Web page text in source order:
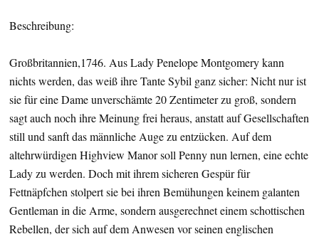
Beschreibung:
Großbritannien,1746. Aus Lady Penelope Montgomery kann
nichts werden, das weiß ihre Tante Sybil ganz sicher: Nicht nur ist
sie für eine Dame unverschämte 20 Zentimeter zu groß, sondern
sagt auch noch ihre Meinung frei heraus, anstatt auf Gesellschaften
still und sanft das männliche Auge zu entzücken. Auf dem
altehrwürdigen Highview Manor soll Penny nun lernen, eine echte
Lady zu werden. Doch mit ihrem sicheren Gespür für
Fettnäpfchen stolpert sie bei ihren Bemühungen keinem galanten
Gentleman in die Arme, sondern ausgerechnet einem schottischen
Rebellen, der sich auf dem Anwesen vor seinen englischen